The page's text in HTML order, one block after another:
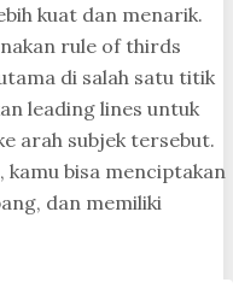
kuat dan menarik.
rule of thirds
di salah satu titik
leading lines untuk
arah subjek tersebut.
kamu bisa menciptakan
dan memiliki